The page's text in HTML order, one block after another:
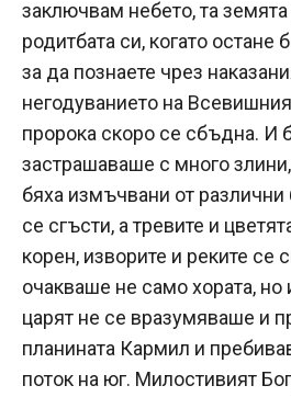
заключвам небето, та
родитбата си, когато остане
за да познаете чрез
негодуванието на
пророка скоро се сбъдна. И
застрашаваше с много
бяха измъчвани от
се сгъсти, а тревите и
корен, изворите и реките се
очакваше не само хората, но
царят не се вразумяваше и
планината Кармил и
поток на юг. Милостивият